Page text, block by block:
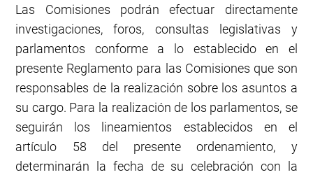
Las Comisiones podrán efectuar directamente
investigaciones, foros, consultas legislativas y
parlamentos conforme a lo establecido en el
presente Reglamento para las Comisiones que son
responsables de la realización sobre los asuntos a
su cargo. Para la realización de los parlamentos, se
seguirán los lineamientos establecidos en el
artículo 58 del presente ordenamiento, y
determinarán la fecha de su celebración con la